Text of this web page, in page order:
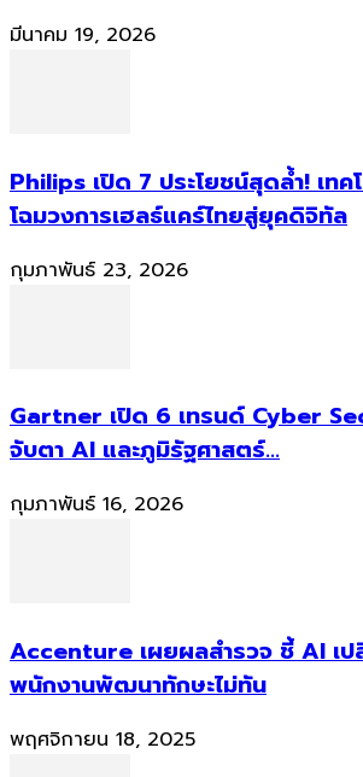
มีนาคม 19, 2026
Philips เปิด 7 ประโยชน์สุดล้ำ! เท
โฉมวงการเฮลธ์แคร์ไทยสู่ยุคดิจิทัล
กุมภาพันธ์ 23, 2026
Gartner เปิด 6 เทรนด์ Cyber
จับตา AI และภูมิรัฐศาสตร์...
กุมภาพันธ์ 16, 2026
Accenture เผยผลสำรวจ ชี้ AI เป
พนักงานพัฒนาทักษะไม่ทัน
พฤศจิกายน 18, 2025